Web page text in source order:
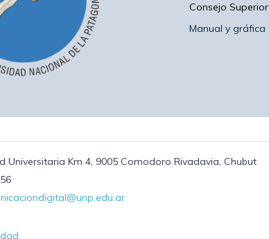
Consejo Superior
Manual y gráfica
Universitaria Km 4, 9005 Comodoro Rivadavia, Chubut